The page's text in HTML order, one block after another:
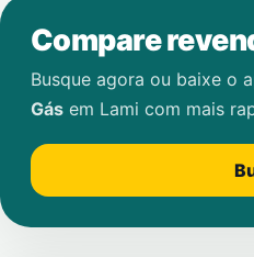
Compare
Busque agora ou baixe o
Gás em Lami com mais